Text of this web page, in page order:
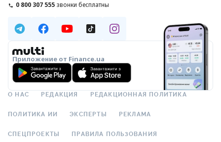
0 800 307 555 звонки бесплатны
Приложение от Finance.ua
О НАС РЕДАКЦИЯ РЕДАКЦИОННАЯ ПОЛИТИКА
ПОЛИТИКА ИИ ЭКСПЕРТЫ РЕКЛАМА
СПЕЦПРОЕКТЫ ПРАВИЛА ПОЛЬЗОВАНИЯ